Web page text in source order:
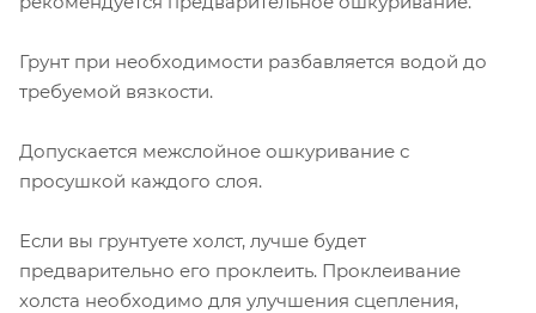
Грунт при необходимости разбавляется водой до
требуемой вязкости.
Допускается межслойное ошкуривание с
просушкой каждого слоя.
Если вы грунтуете холст, лучше будет
предварительно его проклеить. Проклеивание
холста необходимо для улучшения сцепления,